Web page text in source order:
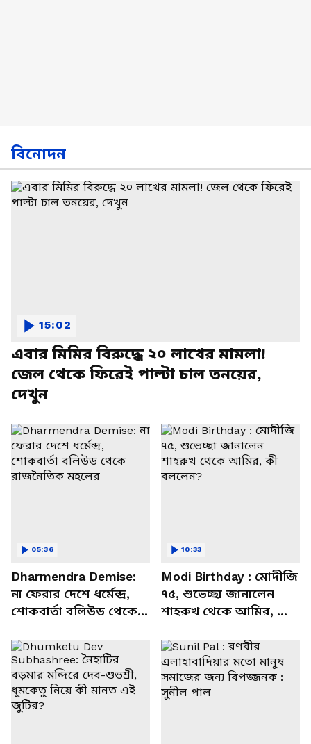
বিনোদন
এবার মিমির বিরুদ্ধে ২০ লাখের মামলা!
জেল থেকে ফিরেই পাল্টা চাল তনয়ের,
দেখুন
15:02
Dharmendra Demise:
না ফেরার দেশে ধর্মেন্দ্র,
শোকবার্তা বলিউড থেকে
05:36
Modi Birthday : মোদীজি
৭৫, শুভেচ্ছা জানালেন
শাহরুখ থেকে আমির, কী
10:33